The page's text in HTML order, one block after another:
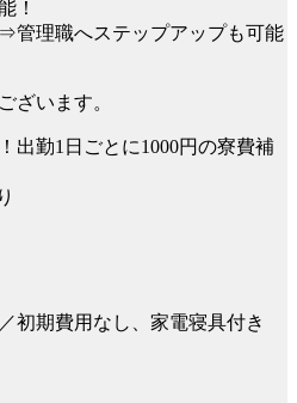
！
管理職へステップアップも可能
ざいます。
出勤1日ごとに1000円の寮費補
初期費用なし、家電寝具付き